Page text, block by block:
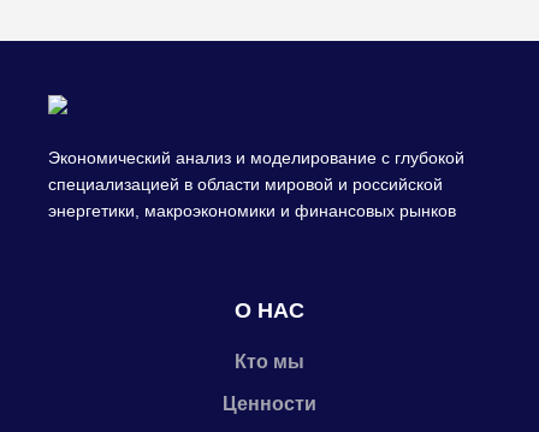
Экономический анализ и моделирование с глубокой
специализацией в области мировой и российской
энергетики, макроэкономики и финансовых рынков
О НАС
Кто мы
Ценности